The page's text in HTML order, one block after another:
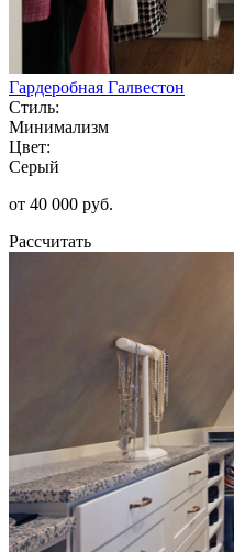
Гардеробная Галвестон
Стиль:
Минимализм
Цвет:
Серый
от 40 000 руб.
Рассчитать